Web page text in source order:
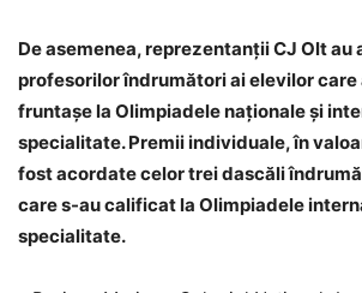
De asemenea, reprezentanţii CJ Olt au
profesorilor îndrumători ai elevilor care
fruntaşe la Olimpiadele naţionale şi
specialitate. Premii individuale, în
fost acordate celor trei dascăli
care s-au calificat la Olimpiadele
specialitate.